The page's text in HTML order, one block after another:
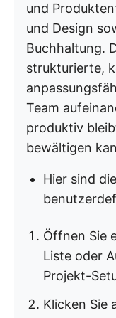
und
und Design
Buchhaltung.
strukturierte,
Team
produktiv
bewältigen
Hier sind
Öffnen Sie
Liste oder
Projekt-
Klicken Sie